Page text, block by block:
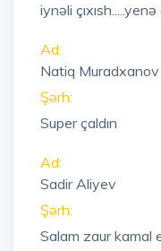
iynəli
Ad:
Natiq Muradxanov
Şərh:
Super çaldın
Ad:
Sadir Aliyev
Şərh:
Salam zaur kamal